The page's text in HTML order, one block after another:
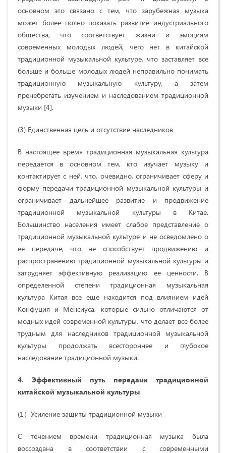
основном это связано с тем, что зарубежная музыка
может более полно показать развитие индустриального
общества, что соответствует жизни и эмоциям
современных молодых людей, чего нет в китайской
традиционной музыкальной культуре, что заставляет все
больше и больше молодых людей неправильно понимать
традиционную музыкальную культуру, а затем
пренебрегать изучением и наследованием традиционной
музыки [4].
(3) Единственная цель и отсутствие наследников
В настоящее время традиционная музыкальная культура
передается в основном тем, кто изучает музыку и
контактирует с ней, что, очевидно, ограничивает сферу и
форму передачи традиционной музыкальной культуры и
ограничивает дальнейшее развитие и продвижение
традиционной музыкальной культуры в Китае.
Большинство населения имеет слабое представление о
традиционной музыкальной культуре и не осведомлено о
ее передаче, что не способствует продвижению и
распространению традиционной музыкальной культуры и
затрудняет эффективную реализацию ее ценности. В
определенной степени традиционная музыкальная
культура Китая все еще находится под влиянием идей
Конфуция и Менсиуса, которые сильно отличаются от
модных идей современной культуры, что делает все более
трудным для наследников традиционной музыкальной
культуры продолжать всестороннее и глубокое
наследование традиционной музыки.
4. Эффективный путь передачи традиционной
китайской музыкальной культуры
(1）Усиление защиты традиционной музыки
С течением времени традиционная музыка была
воссоздана в соответствии с современными